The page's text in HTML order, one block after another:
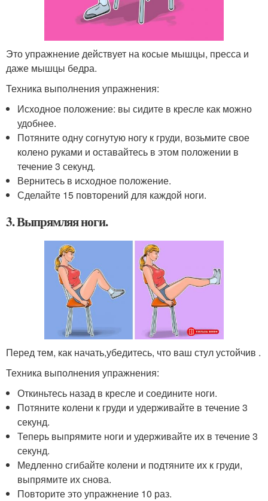
Это упражнение действует на косые мышцы, пресса и
даже мышцы бедра.
Техника выполнения упражнения:
Исходное положение: вы сидите в кресле как можно
удобнее.
Потяните одну согнутую ногу к груди, возьмите свое
колено руками и оставайтесь в этом положении в
течение 3 секунд.
Вернитесь в исходное положение.
Сделайте 15 повторений для каждой ноги.
3. Выпрямляя ноги.
Перед тем, как начать,убедитесь, что ваш стул устойчив .
Техника выполнения упражнения:
Откиньтесь назад в кресле и соедините ноги.
Потяните колени к груди и удерживайте в течение 3
секунд.
Теперь выпрямите ноги и удерживайте их в течение 3
секунд.
Медленно сгибайте колени и подтяните их к груди,
выпрямите их снова.
Повторите это упражнение 10 раз.